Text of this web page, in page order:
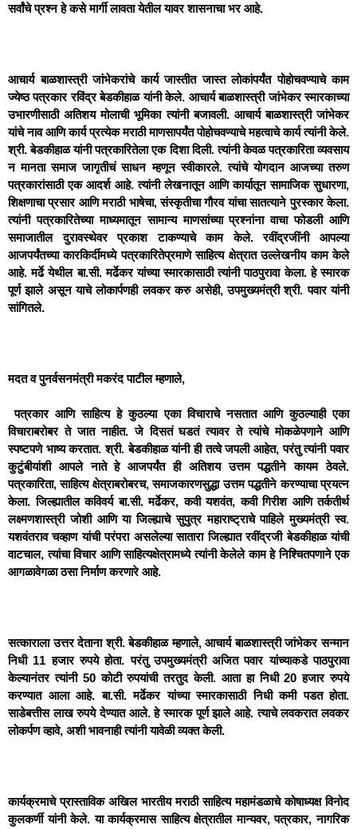
सर्वांचे प्रश्न हे कसे मार्गी लावता येतील यावर शासनाचा भर आहे.
आचार्य बाळशास्त्री जांभेकरांचे कार्य जास्तीत जास्त लोकांपर्यंत पोहोचवण्याचे काम
ज्येष्ठ पत्रकार रविंद्र बेडकीहाळ यांनी केले. आचार्य बाळशास्त्री जांभेकर स्मारकाच्या
उभारणीसाठी अतिशय मोलाची भूमिका त्यांनी बजावली. आचार्य बाळशास्त्री जांभेकर
यांचे नाव आणि कार्य प्रत्येक मराठी माणसापर्यंत पोहोचवण्याचे महत्वाचे कार्य त्यांनी केले.
श्री. बेडकीहाळ यांनी पत्रकारितेला एक दिशा दिली. त्यांनी केवळ पत्रकारिता व्यवसाय
न मानता समाज जागृतीचं साधन म्हणून स्वीकारले. त्यांचे योगदान आजच्या तरुण
पत्रकारांसाठी एक आदर्श आहे. त्यांनी लेखनातून आणि कार्यातून सामाजिक सुधारणा,
शिक्षणाचा प्रसार आणि मराठी भाषेचा, संस्कृतीचा गौरव यांचा सातत्याने पुरस्कार केला.
त्यांनी पत्रकारितेच्या माध्यमातून सामान्य माणसांच्या प्रश्नांना वाचा फोडली आणि
समाजातील दुरावस्थेवर प्रकाश टाकण्याचे काम केले. रवींद्रजींनी आपल्या
आजपर्यंतच्या कारकिर्दीमध्ये पत्रकारितेप्रमाणे साहित्य क्षेत्रात उल्लेखनीय काम केले
आहे. मर्ढे येथील बा.सी. मर्ढेकर यांच्या स्मारकासाठी त्यांनी पाठपुरावा केला. हे स्मारक
पूर्ण झाले असून याचे लोकार्पणही लवकर करु असेही, उपमुख्यमंत्री श्री. पवार यांनी
सांगितले.
मदत व पुनर्वसनमंत्री मकरंद पाटील म्हणाले,
पत्रकार आणि साहित्य हे कुठल्या एका विचाराचे नसतात आणि कुठल्याही एका
विचाराबरोबर ते जात नाहीत. जे दिसतं घडतं त्यावर ते त्यांचे मोकळेपणाने आणि
स्पष्टपणे भाष्य करतात. श्री. बेडकीहाळ यांनी ही तत्वे जपली आहेत, परंतु त्यांनी पवार
कुटुंबीयांशी आपले नाते हे आजपर्यंत ही अतिशय उत्तम पद्धतीने कायम ठेवले.
पत्रकारिता, साहित्य क्षेत्राबरोबरच, समाजकारणसुद्धा उत्तम पद्धतीने करण्याचा प्रयत्न
केला. जिल्ह्यातील कविवर्य बा.सी. मर्ढेकर, कवी यशवंत, कवी गिरीश आणि तर्कतीर्थ
लक्ष्मणशास्त्री जोशी आणि या जिल्ह्याचे सुपुत्र महाराष्ट्राचे पाहिले मुख्यमंत्री स्व.
यशवंतराव चव्हाण यांची परंपरा असलेल्या सातारा जिल्ह्यात रवींद्रजी बेडकीहाळ यांची
वाटचाल, त्यांचा विचार आणि साहित्यक्षेत्रामध्ये त्यांनी केलेले काम हे निश्चितपणाने एक
आगळावेगळा ठसा निर्माण करणारे आहे.
सत्काराला उत्तर देताना श्री. बेडकीहाळ म्हणाले, आचार्य बाळशास्त्री जांभेकर सन्मान
निधी 11 हजार रुपये होता. परंतु उपमुख्यमंत्री अजित पवार यांच्याकडे पाठपुरावा
केल्यानंतर त्यांनी 50 कोटी रुपयांची तरतुद केली. आता हा निधी 20 हजार रुपये
करण्यात आला आहे. बा.सी. मर्ढेकर यांच्या स्मारकासाठी निधी कमी पडत होता.
साडेबत्तीस लाख रुपये देण्यात आले. हे स्मारक पूर्ण झाले आहे. त्याचे लवकरात लवकर
लोकर्पण व्हावे, अशी भावनाही त्यांनी यावेळी व्यक्त केली.
कार्यक्रमाचे प्रास्ताविक अखिल भारतीय मराठी साहित्य महामंडळाचे कोषाध्यक्ष विनोद
कुलकर्णी यांनी केले. या कार्यक्रमास साहित्य क्षेत्रातील मान्यवर, पत्रकार, नागरिक